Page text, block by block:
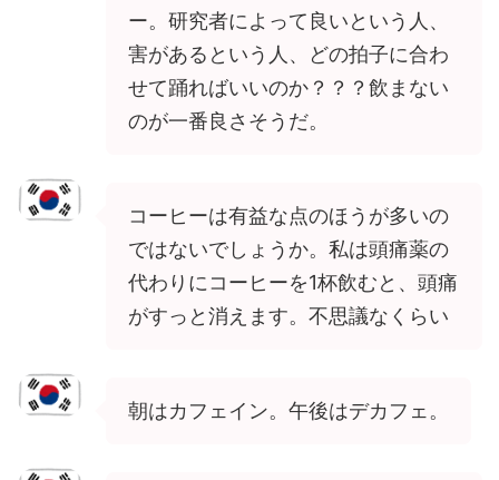
ー。研究者によって良いという人、
害があるという人、どの拍子に合わ
せて踊ればいいのか？？？飲まない
のが一番良さそうだ。
コーヒーは有益な点のほうが多いの
ではないでしょうか。私は頭痛薬の
代わりにコーヒーを1杯飲むと、頭痛
がすっと消えます。不思議なくらい
朝はカフェイン。午後はデカフェ。